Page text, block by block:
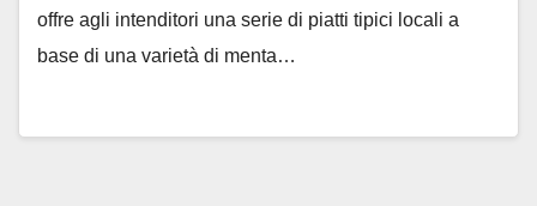
offre agli intenditori una serie di piatti tipici locali a
base di una varietà di menta…